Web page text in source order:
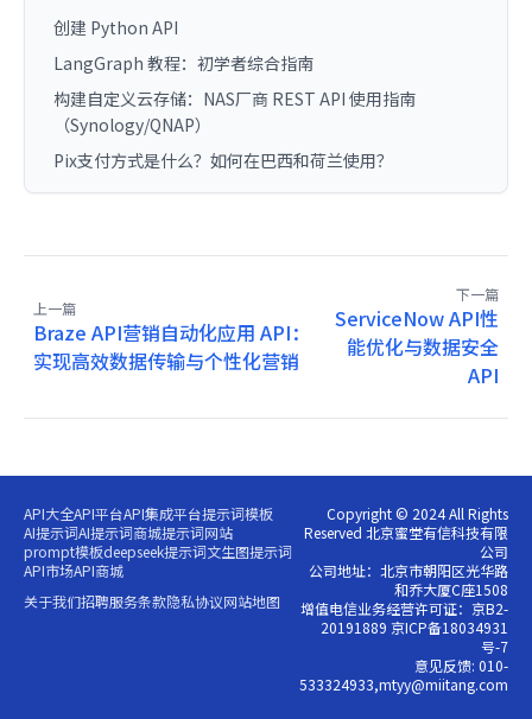
创建 Python API
LangGraph 教程：初学者综合指南
构建自定义云存储：NAS厂商 REST API 使用指南
（Synology/QNAP）
Pix支付方式是什么？如何在巴西和荷兰使用？
上一篇
Braze API营销自动化应用 API：
实现高效数据传输与个性化营销
下一篇
ServiceNow API性
能优化与数据安全
API
API大全API平台API集成平台提示词模板
AI提示词AI提示词商城提示词网站
prompt模板deepseek提示词文生图提示词
API市场API商城
关于我们招聘服务条款隐私协议网站地图
Copyright © 2024 All Rights
Reserved 北京蜜堂有信科技有限
公司
公司地址：北京市朝阳区光华路
和乔大厦C座1508
增值电信业务经营许可证：京B2-
20191889 京ICP备18034931
号-7
意见反馈: 010-
533324933,mtyy@miitang.com